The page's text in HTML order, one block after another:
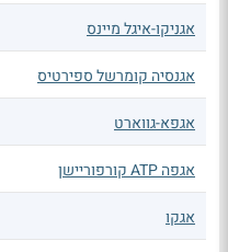
אגניקו-איגל מיינס
אגנסיה קומרשל ספירטיס
אגפא-גווארט
אגפה ATP קורפוריישן
אגקו